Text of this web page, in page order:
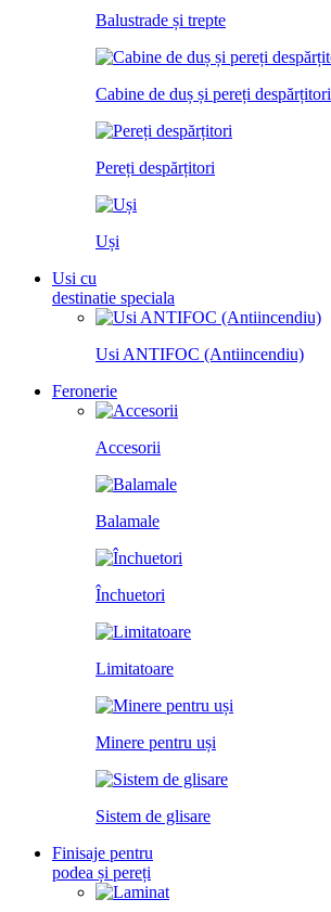
Balustrade și trepte
Cabine de duș și pereți despărțitori
Pereți despărțitori
Uși
Usi cu
destinatie speciala
Usi ANTIFOC (Antiincendiu)
Feronerie
Accesorii
Balamale
Închuetori
Limitatoare
Minere pentru uși
Sistem de glisare
Finisaje pentru
podea și pereți